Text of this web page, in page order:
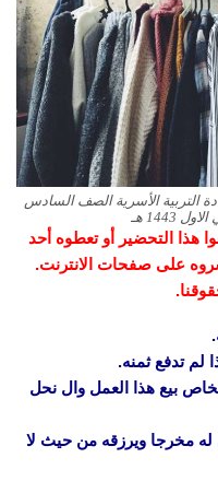
التربية الأسرية الصف السادس
1443 هـ
هذا التحضير أو تعطوه أحد
على صفحات الانترنت.
لم تدفع ثمنه.
بيع هذا العمل وال نحل
له مخرجا ويرزقه من حيث لا